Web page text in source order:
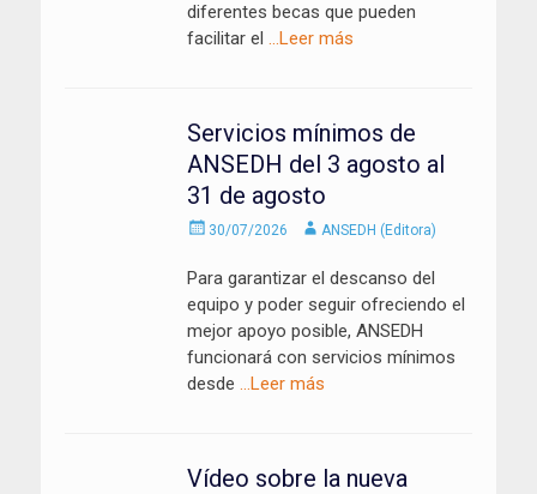
diferentes becas que pueden
facilitar el …Leer más
Servicios mínimos de
ANSEDH del 3 agosto al
31 de agosto
Enviado
30/07/2026 AutorANSEDH (Editora)
Para garantizar el descanso del
equipo y poder seguir ofreciendo el
mejor apoyo posible, ANSEDH
funcionará con servicios mínimos
desde …Leer más
Vídeo sobre la nueva